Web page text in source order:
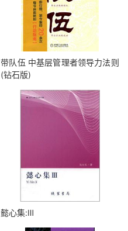
带队伍 中基层管理者领导力法则
(钻石版)
懿心集:Ⅲ